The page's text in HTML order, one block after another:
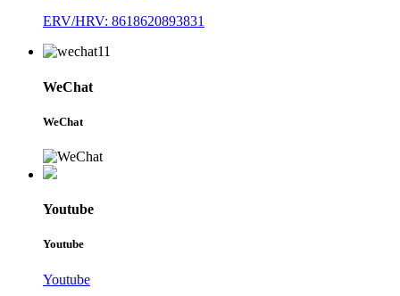
ERV/HRV: 8618620893831
WeChat
WeChat
Youtube
Youtube
Youtube